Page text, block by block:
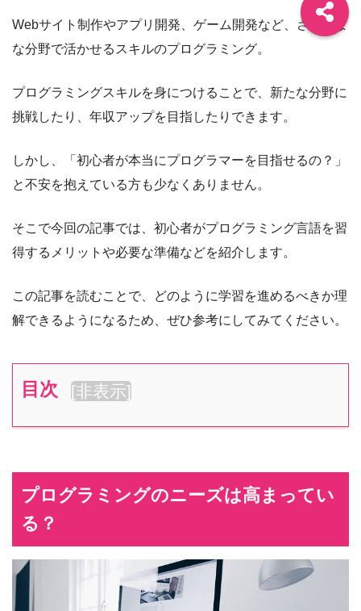
Webサイト制作やアプリ開発、ゲーム開発など、さまざま
な分野で活かせるスキルのプログラミング。
プログラミングスキルを身につけることで、新たな分野に
挑戦したり、年収アップを目指したりできます。
しかし、「初心者が本当にプログラマーを目指せるの？」
と不安を抱えている方も少なくありません。
そこで今回の記事では、初心者がプログラミング言語を習
得するメリットや必要な準備などを紹介します。
この記事を読むことで、どのように学習を進めるべきか理
解できるようになるため、ぜひ参考にしてみてください。
目次 [非表示]
プログラミングのニーズは高まってい
る？